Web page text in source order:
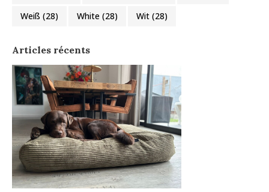
Weiß (28) White (28) Wit (28)
Articles récents